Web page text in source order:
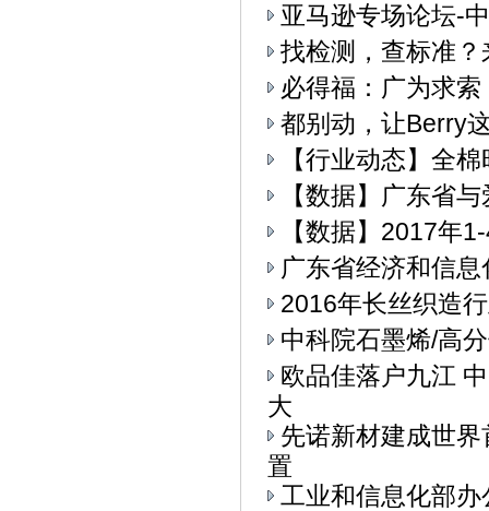
亚马逊专场论坛-
找检测，查标准
必得福：广为求
都别动，让Berry
【行业动态】全
【数据】广东省
【数据】2017年
广东省经济和信
2016年长丝织造
中科院石墨烯/高
欧品佳落户九江
大
先诺新材建成世
置
工业和信息化部办